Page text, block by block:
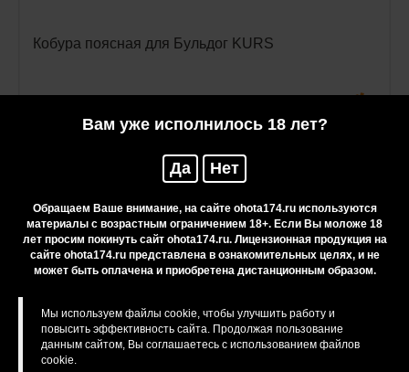
Вам уже исполнилось 18 лет?
Да Нет
Обращаем Ваше внимание, на сайте ohota174.ru используются
материалы с возрастным ограничением 18+. Если Вы моложе 18
лет просим покинуть сайт ohota174.ru. Лицензионная продукция на
сайте ohota174.ru представлена в ознакомительных целях, и не
может быть оплачена и приобретена дистанционным образом.
Мы используем файлы cookie, чтобы улучшить работу и
повысить эффективность сайта. Продолжая пользование
данным сайтом, Вы соглашаетесь с использованием файлов
cookie.
Кобура поясная для Бульдог KURS